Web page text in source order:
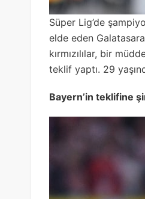
Süper Lig’de
elde eden
kırmızılılar, bir
teklif yaptı. 29
Bayern’in teklifine